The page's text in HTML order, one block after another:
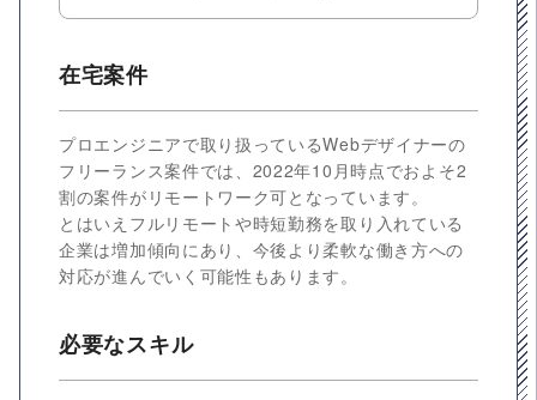
在宅案件
プロエンジニアで取り扱っているWebデザイナーの
フリーランス案件では、2022年10月時点でおよそ2
割の案件がリモートワーク可となっています。
とはいえフルリモートや時短勤務を取り入れている
企業は増加傾向にあり、今後より柔軟な働き方への
対応が進んでいく可能性もあります。
必要なスキル